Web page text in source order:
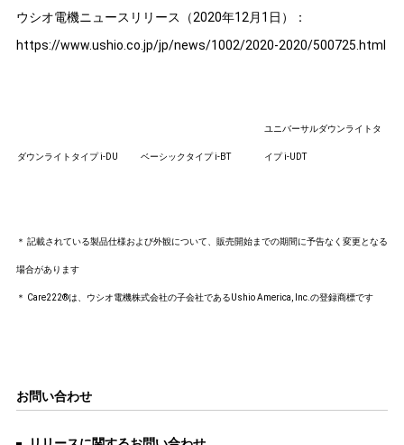
ウシオ電機ニュースリリース（2020年12月1日）：
https://www.ushio.co.jp/jp/news/1002/2020-2020/500725.html
ダウンライトタイプ i-DU ベーシックタイプ i-BT
ユニバーサルダウンライトタ
イプ i-UDT
＊ 記載されている製品仕様および外観について、販売開始までの期間に予告なく変更となる
場合があります
＊ Care222®は、ウシオ電機株式会社の子会社であるUshio America, Inc.の登録商標です
お問い合わせ